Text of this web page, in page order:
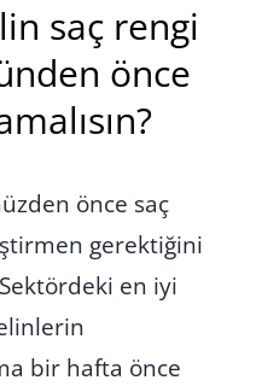
saç rengi
önce
önce saç
gerektiğini
en iyi
bir hafta önce